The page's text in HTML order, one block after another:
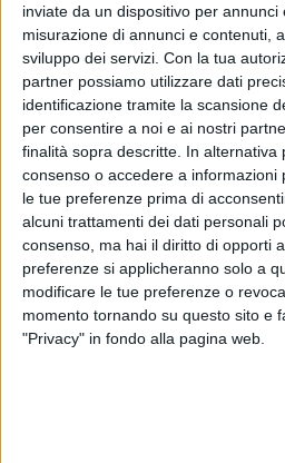
inviate da un dispositivo per annunci
misurazione di annunci e contenuti,
sviluppo dei servizi. Con la tua
partner possiamo utilizzare dati
identificazione tramite la scansione
per consentire a noi e ai nostri
finalità sopra descritte. In alternativa
consenso o accedere a informazioni
le tue preferenze prima di
alcuni trattamenti dei dati personali
consenso, ma hai il diritto di opporti
preferenze si applicheranno solo a
modificare le tue preferenze o
momento tornando su questo sito e
"Privacy" in fondo alla pagina web.
Unilever si allea
per la gestione
chain
NOTIZIE E INTERVISTE IN